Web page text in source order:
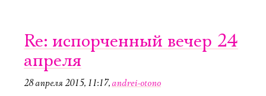
Re: испорченный вечер 24
апреля
28 апреля 2015, 11:17, andrei-otono